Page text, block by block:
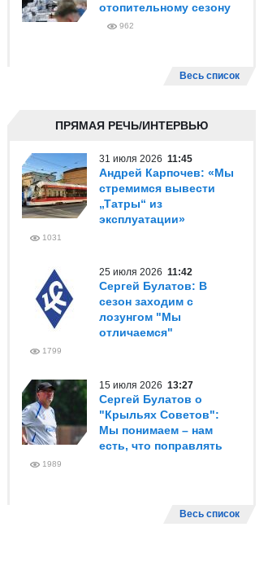
отопительному сезону
962
Весь список
ПРЯМАЯ РЕЧЬ/ИНТЕРВЬЮ
31 июля 2026 11:45
Андрей Карпочев: «Мы
стремимся вывести
„Татры“ из
эксплуатации»
1031
25 июля 2026 11:42
Сергей Булатов: В
сезон заходим с
лозунгом "Мы
отличаемся"
1799
15 июля 2026 13:27
Сергей Булатов о
"Крыльях Советов":
Мы понимаем – нам
есть, что поправлять
1989
Весь список